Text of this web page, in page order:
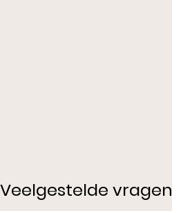
Veelgestelde vragen